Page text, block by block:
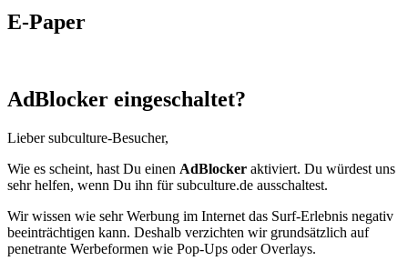
E-Paper
AdBlocker eingeschaltet?
Lieber subculture-Besucher,
Wie es scheint, hast Du einen AdBlocker aktiviert. Du würdest uns
sehr helfen, wenn Du ihn für subculture.de ausschaltest.
Wir wissen wie sehr Werbung im Internet das Surf-Erlebnis negativ
beeinträchtigen kann. Deshalb verzichten wir grundsätzlich auf
penetrante Werbeformen wie Pop-Ups oder Overlays.